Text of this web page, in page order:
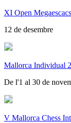
XI Open Megaescacs
12 de desembre
Mallorca Individual
De l'1 al 30 de
V Mallorca Chess